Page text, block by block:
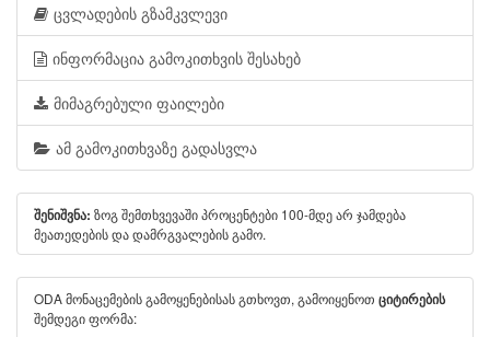
ცვლადების გზამკვლევი
ინფორმაცია გამოკითხვის შესახებ
მიმაგრებული ფაილები
ამ გამოკითხვაზე გადასვლა
შენიშვნა: ზოგ შემთხვევაში პროცენტები 100-მდე არ ჯამდება
მეათედების და დამრგვალების გამო.
ODA მონაცემების გამოყენებისას გთხოვთ, გამოიყენოთ ციტირების
შემდეგი ფორმა: